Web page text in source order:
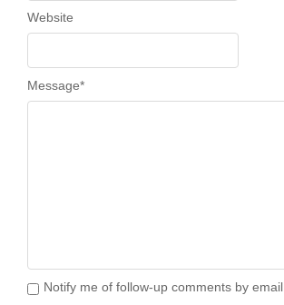
Message*
Website
Notify me of follow-up comments by email.